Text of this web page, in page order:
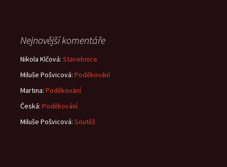
Nejnovější komentáře
Nikola Klčová: Stavebnice
Miluše Pošvicová: Poděkování
Martina: Poděkování
Česká: Poděkování
Miluše Pošvicová: Soutěž